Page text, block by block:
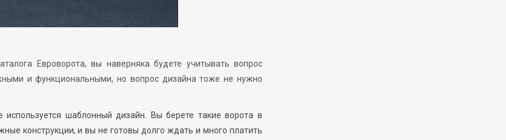
Евроворота, вы наверняка будете учитывать вопрос
и функциональными, но вопрос дизайна тоже не нужно
шаблонный дизайн. Вы берете такие ворота в
конструкции, и вы не готовы долго ждать и много платить